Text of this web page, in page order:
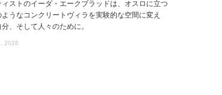
ィストのイーダ・エークブラッドは、オスロに立つ
うなコンクリートヴィラを実験的な空間に変え
、そして人々のために。
2026